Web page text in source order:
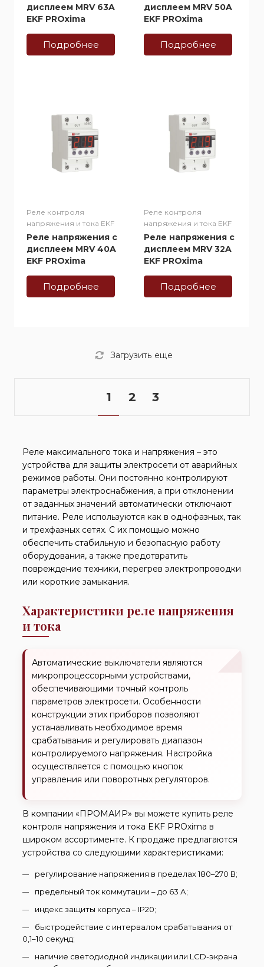
дисплеем MRV 63A
EKF PROxima
Подробнее
дисплеем MRV 50A
EKF PROxima
Подробнее
Реле контроля
напряжения и тока EKF
Реле напряжения с
дисплеем MRV 40A
EKF PROxima
Подробнее
Реле контроля
напряжения и тока EKF
Реле напряжения с
дисплеем MRV 32A
EKF PROxima
Подробнее
Загрузить еще
1 2 3
Реле максимального тока и напряжения – это
устройства для защиты электросети от аварийных
режимов работы. Они постоянно контролируют
параметры электроснабжения, а при отклонении
от заданных значений автоматически отключают
питание. Реле используются как в однофазных, так
и трехфазных сетях. С их помощью можно
обеспечить стабильную и безопасную работу
оборудования, а также предотвратить
повреждение техники, перегрев электропроводки
или короткие замыкания.
Характеристики реле напряжения
и тока
Автоматические выключатели являются
микропроцессорными устройствами,
обеспечивающими точный контроль
параметров электросети. Особенности
конструкции этих приборов позволяют
устанавливать необходимое время
срабатывания и регулировать диапазон
контролируемого напряжения. Настройка
осуществляется с помощью кнопок
управления или поворотных регуляторов.
В компании «ПРОМАИР» вы можете купить реле
контроля напряжения и тока EKF PROxima в
широком ассортименте. К продаже предлагаются
устройства со следующими характеристиками:
регулирование напряжения в пределах 180–270 В;
предельный ток коммутации – до 63 А;
индекс защиты корпуса – IP20;
быстродействие с интервалом срабатывания от
0,1–10 секунд;
наличие светодиодной индикации или LCD-экрана